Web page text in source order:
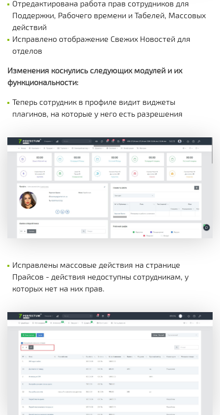
Отредактирована работа прав сотрудников для
Поддержки, Рабочего времени и Табелей, Массовых
действий
Исправлено отображение Свежих Новостей для
отделов
Изменения коснулись следующих модулей и их
функциональности:
Теперь сотрудник в профиле видит виджеты
плагинов, на которые у него есть разрешения
Исправлены массовые действия на странице
Прайсов - действия недоступны сотрудникам, у
которых нет на них прав.